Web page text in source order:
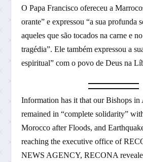
O Papa Francisco ofereceu a
orante” e expressou “a sua profunda
aqueles que são tocados na carne e
tragédia”. Ele também expressou a
espiritual” com o povo de Deus na
Information has it that our Bishops in
remained in “complete solidarity”
Morocco after Floods, and
reaching the executive office of
NEWS AGENCY, RECONA